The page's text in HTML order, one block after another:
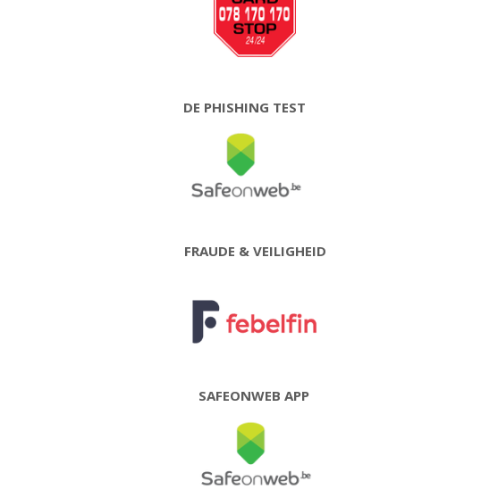
DE PHISHING TEST
FRAUDE & VEILIGHEID
SAFEONWEB APP